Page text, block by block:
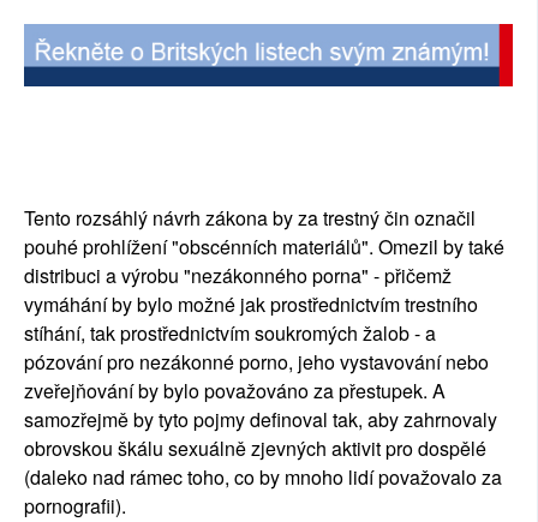
Tento rozsáhlý návrh zákona by za trestný čin označil
pouhé prohlížení "obscénních materiálů". Omezil by také
distribuci a výrobu "nezákonného porna" - přičemž
vymáhání by bylo možné jak prostřednictvím trestního
stíhání, tak prostřednictvím soukromých žalob - a
pózování pro nezákonné porno, jeho vystavování nebo
zveřejňování by bylo považováno za přestupek. A
samozřejmě by tyto pojmy definoval tak, aby zahrnovaly
obrovskou škálu sexuálně zjevných aktivit pro dospělé
(daleko nad rámec toho, co by mnoho lidí považovalo za
pornografii).